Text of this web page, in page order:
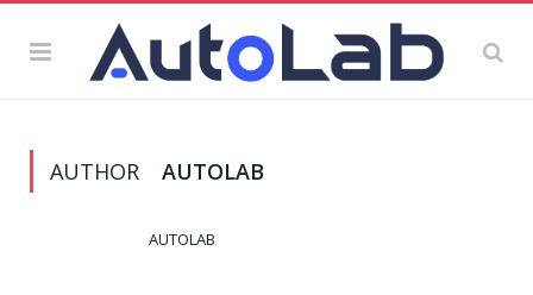
AUTHOR AUTOLAB
AUTOLAB